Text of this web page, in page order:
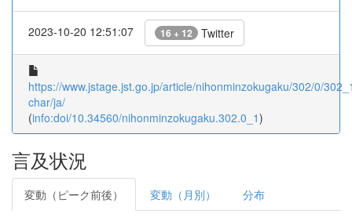
2023-10-20 12:51:07 16 + 12 Twitter
https://www.jstage.jst.go.jp/article/nihonminzokugaku/302/0/
char/ja/
(info:doi/10.34560/nihonminzokugaku.302.0_1)
言及状況
変動（ピーク前後） 変動（月別） 分布